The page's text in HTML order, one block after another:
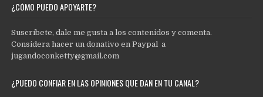
¿CÓMO PUEDO APOYARTE?
Suscríbete, dale me gusta a los contenidos y comenta.
Considera hacer un donativo en Paypal a
jugandoconketty@gmail.com
¿PUEDO CONFIAR EN LAS OPINIONES QUE DAN EN TU CANAL?